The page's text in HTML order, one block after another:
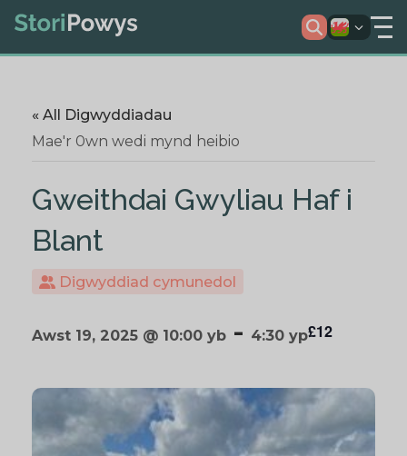
« All Digwyddiadau
Mae'r 0wn wedi mynd heibio
Gweithdai Gwyliau Haf i
Blant
Digwyddiad cymunedol
Awst 19, 2025 @ 10:00 yb - 4:30 yp£12